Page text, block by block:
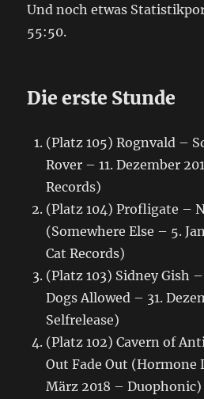
Und noch etwas
55:50.
Die erste Stunde
(Platz 105) Rognvald –
Rover – 11. Dezember
Records)
(Platz 104) Profligate –
(Somewhere Else – 5.
Cat Records)
(Platz 103) Sidney Gish
Dogs Allowed – 31.
Selfrelease)
(Platz 102) Cavern of
Out Fade Out (Hormone
März 2018 – Duophonic)